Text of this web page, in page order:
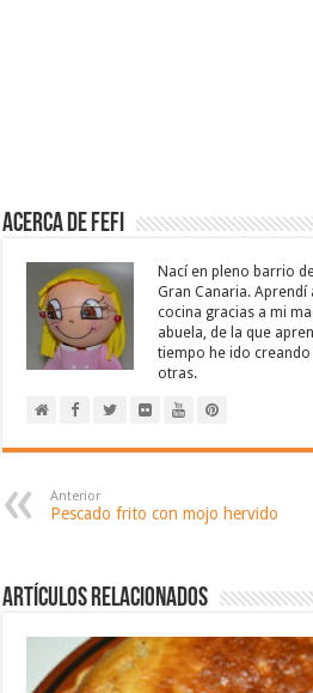
Acerca de Fefi
Nací en pleno barrio
Gran Canaria. Aprendí
cocina gracias a mi
abuela, de la que
tiempo he ido
otras.
Anterior
Pescado frito con mojo hervido
Artículos relacionados